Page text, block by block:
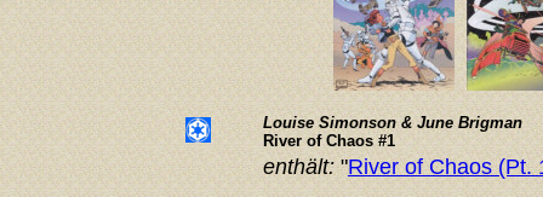
Louise Simonson & June Brigman
River of Chaos #1
enthält:"River of Chaos (Pt.